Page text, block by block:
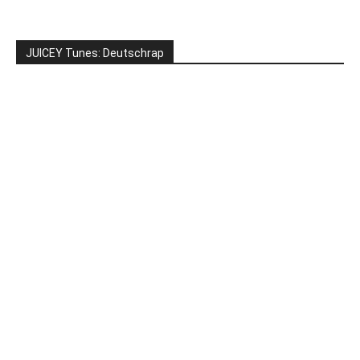
JUICEY Tunes: Deutschrap